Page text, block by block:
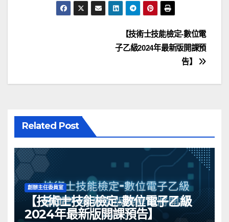
導
【技術士技能檢定-數位電
子乙級2024年最新版開課預
告】
Related Post
創辦主任委員室
【技術士技能檢定-數位電子乙級
2024年最新版開課預告】